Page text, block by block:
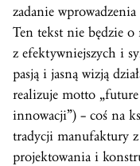
zadanie
Ten tekst nie będzie
z efektywniejszych i
pasją i jasną wizją
realizuje motto
innowacji”) – coś na
tradycji manufaktury
projektowania i